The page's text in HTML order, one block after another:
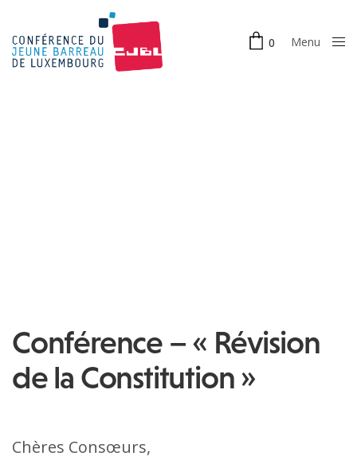
0 Menu
Conférence – « Révision
de la Constitution »
Chères Consœurs,